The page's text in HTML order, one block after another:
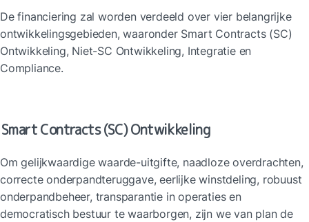
De financiering zal worden verdeeld over vier belangrijke
ontwikkelingsgebieden, waaronder Smart Contracts (SC)
Ontwikkeling, Niet-SC Ontwikkeling, Integratie en
Compliance.
Smart Contracts (SC) Ontwikkeling
Om gelijkwaardige waarde-uitgifte, naadloze overdrachten,
correcte onderpandteruggave, eerlijke winstdeling, robuust
onderpandbeheer, transparantie in operaties en
democratisch bestuur te waarborgen, zijn we van plan de